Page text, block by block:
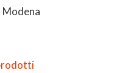
Modena